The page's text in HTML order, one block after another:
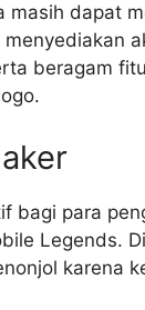
masih dapat
beragam
bagi para
Legends.
karena